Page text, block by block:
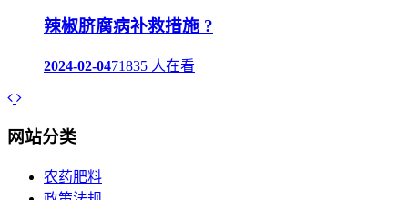
辣椒脐腐病补救措施 ?
2024-02-0471835 人在看
网站分类
农药肥料